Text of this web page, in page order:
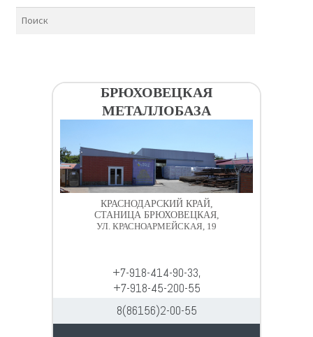
БРЮХОВЕЦКАЯ
МЕТАЛЛОБАЗА
КРАСНОДАРСКИЙ КРАЙ,
СТАНИЦА БРЮХОВЕЦКАЯ,
УЛ. КРАСНОАРМЕЙСКАЯ, 19
+7-918-414-90-33,
+7-918-45-200-55
8(86156)2-00-55